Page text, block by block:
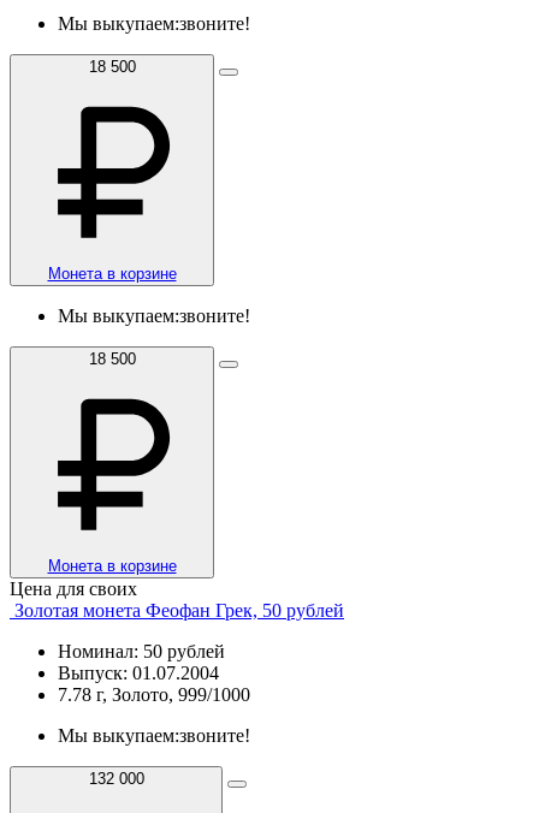
Мы выкупаем:звоните!
18 500
Монета в корзине
Мы выкупаем:звоните!
18 500
Монета в корзине
Цена для своих
Золотая монета Феофан Грек, 50 рублей
Номинал: 50 рублей
Выпуск: 01.07.2004
7.78 г, Золото, 999/1000
Мы выкупаем:звоните!
132 000